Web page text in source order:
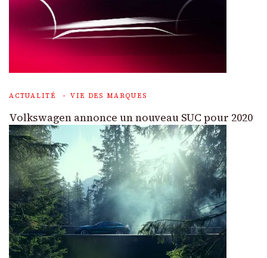
ACTUALITÉ VIE DES MARQUES
Volkswagen annonce un nouveau SUC pour 2020